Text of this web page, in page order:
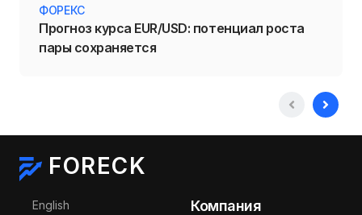
ФОРЕКС
Прогноз курса EUR/USD: потенциал роста
пары сохраняется
FORECK
Выберите язык
English Компания